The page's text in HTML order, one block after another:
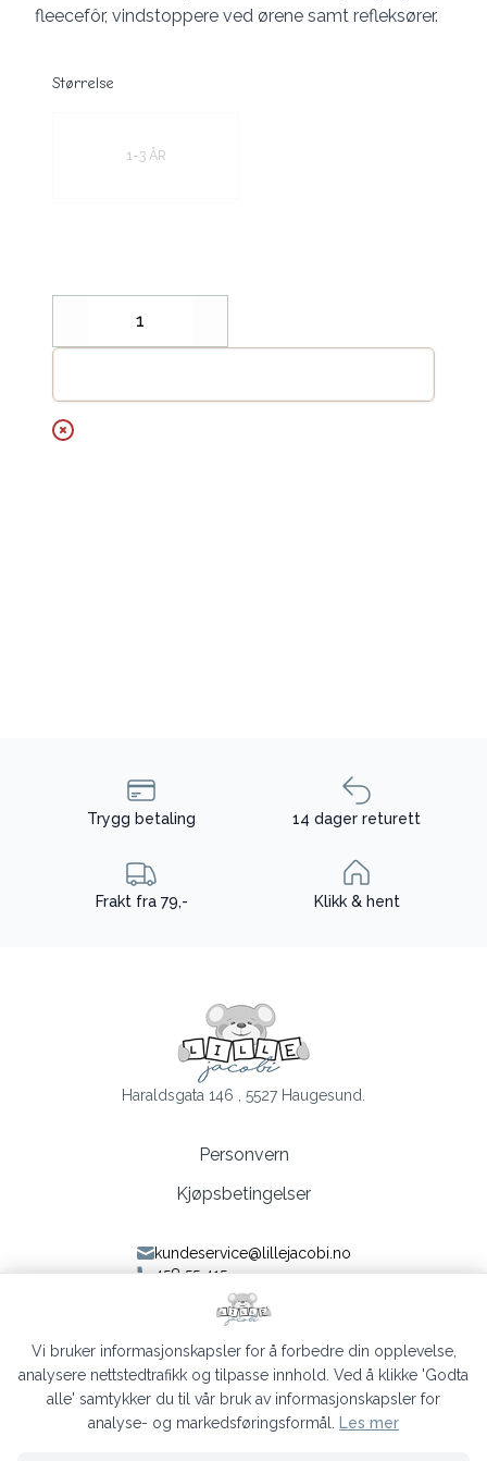
fleecefôr, vindstoppere ved ørene samt refleksører.
Størrelse
1-3 ÅR
Decrease
Trygg betaling 14 dager returett
Frakt fra 79,- Klikk & hent
Haraldsgata 146 , 5527 Haugesund.
Personvern
Kjøpsbetingelser
kundeservice@lillejacobi.no
458 55 415
Følg oss på Facebook
Følg oss på Instagram
Vi bruker informasjonskapsler for å forbedre din opplevelse,
analysere nettstedtrafikk og tilpasse innhold. Ved å klikke 'Godta
alle' samtykker du til vår bruk av informasjonskapsler for
analyse- og markedsføringsformål.
Les mer